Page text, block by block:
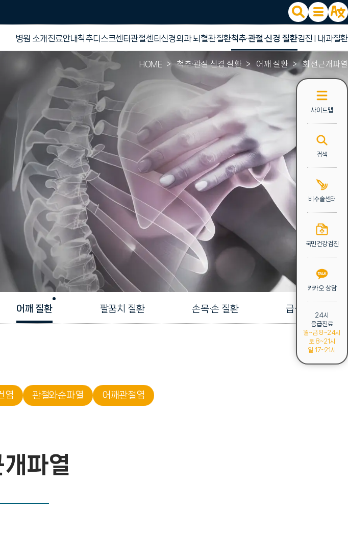
병원 소개 진료안내척추디스크센터관절센터신경외과 뇌혈관질환척추·관절·신경 질환검진 l 내과질환
사이트맵
검색
비수술센터
국민건강검진
카카오 상담
24시
응급진료
월~금 8~24시
토 8~21시
일 17~21시
HOME 척추·관절·신경 질환 어깨 질환 회전근개파열
어깨 질환 팔꿈치 질환 손목·손 질환 급성외상 클리닉
염 관절와순파열 어깨관절염
파열